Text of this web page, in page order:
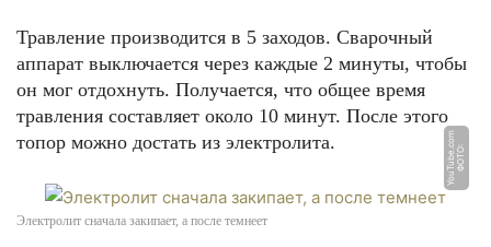
Травление производится в 5 заходов. Сварочный
аппарат выключается через каждые 2 минуты, чтобы
он мог отдохнуть. Получается, что общее время
травления составляет около 10 минут. После этого
топор можно достать из электролита.
Ф
О
Т
О:
Y
o
u
T
u
b
e.
c
o
m
Электролит сначала закипает, а после темнеет